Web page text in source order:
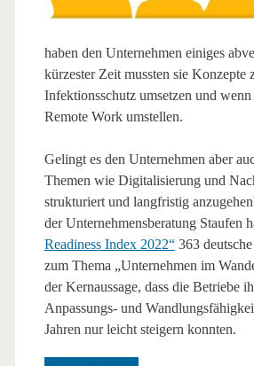
haben den Unternehmen einiges
kürzester Zeit mussten sie Konzepte
Infektionsschutz umsetzen und
Remote Work umstellen.
Gelingt es den Unternehmen aber
Themen wie Digitalisierung und
strukturiert und langfristig
der Unternehmensberatung Staufen
Readiness Index 2022“363
zum Thema „Unternehmen im
der Kernaussage, dass die Betriebe
Anpassungs- und
Jahren nur leicht steigern konnten.